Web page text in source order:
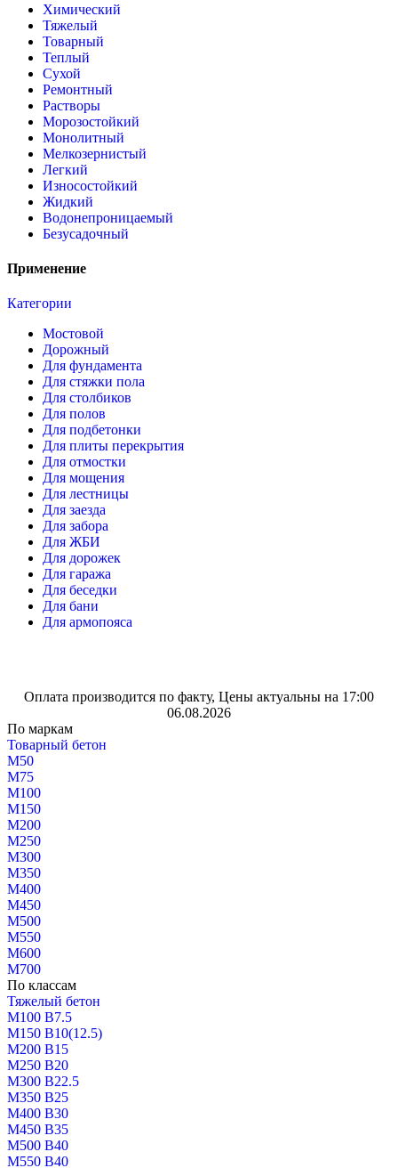
Химический
Тяжелый
Товарный
Теплый
Сухой
Ремонтный
Растворы
Морозостойкий
Монолитный
Мелкозернистый
Легкий
Износостойкий
Жидкий
Водонепроницаемый
Безусадочный
Применение
Категории
Мостовой
Дорожный
Для фундамента
Для стяжки пола
Для столбиков
Для полов
Для подбетонки
Для плиты перекрытия
Для отмостки
Для мощения
Для лестницы
Для заезда
Для забора
Для ЖБИ
Для дорожек
Для гаража
Для беседки
Для бани
Для армопояса
Оплата производится по факту, Цены актуальны на 17:00
06.08.2026
По маркам
Товарный бетон
М50
М75
М100
М150
М200
М250
М300
М350
М400
М450
М500
М550
М600
М700
По классам
Тяжелый бетон
М100 В7.5
М150 В10(12.5)
М200 В15
М250 В20
М300 В22.5
М350 В25
М400 В30
М450 В35
М500 В40
М550 В40